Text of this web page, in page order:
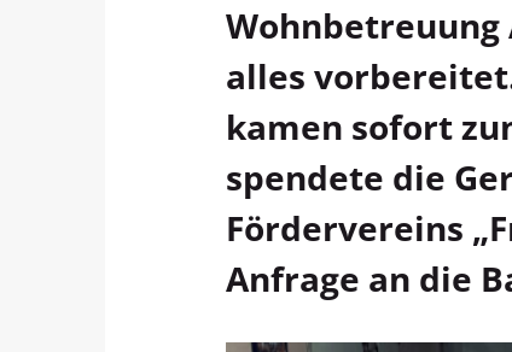
Wohnbetreuung
alles
kamen sofort
spendete die
Fördervereins
Anfrage an die